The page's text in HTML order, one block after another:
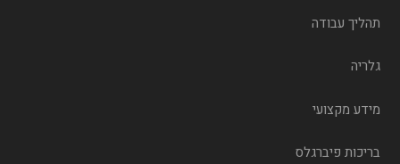
תהליך עבודה
גלריה
מידע מקצועי
בריכות פיברגלס